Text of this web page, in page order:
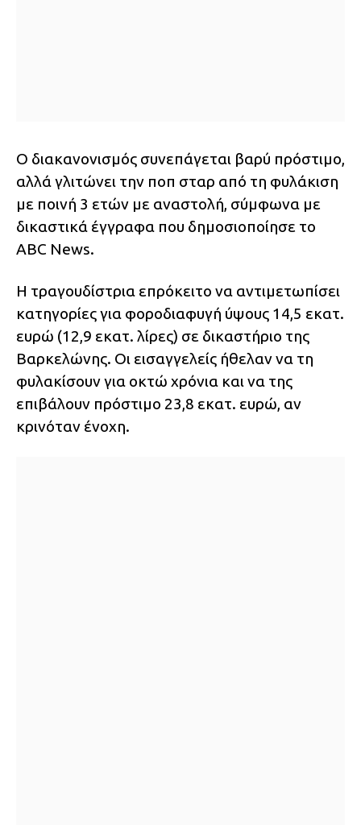
Ο διακανονισμός συνεπάγεται βαρύ πρόστιμο,
αλλά γλιτώνει την ποπ σταρ από τη φυλάκιση
με ποινή 3 ετών με αναστολή, σύμφωνα με
δικαστικά έγγραφα που δημοσιοποίησε το
ABC News.
Η τραγουδίστρια επρόκειτο να αντιμετωπίσει
κατηγορίες για φοροδιαφυγή ύψους 14,5 εκατ.
ευρώ (12,9 εκατ. λίρες) σε δικαστήριο της
Βαρκελώνης. Οι εισαγγελείς ήθελαν να τη
φυλακίσουν για οκτώ χρόνια και να της
επιβάλουν πρόστιμο 23,8 εκατ. ευρώ, αν
κρινόταν ένοχη.